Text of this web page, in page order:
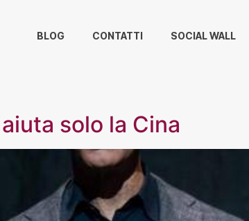
BLOG CONTATTI SOCIAL WALL
solo la Cina